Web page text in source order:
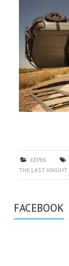
KÉPEK
THE LAST KNIGHT
FACEBOOK